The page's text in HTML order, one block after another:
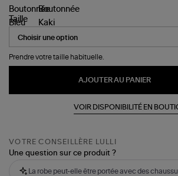
Taille
Prendre votre taille habituelle.
AJOUTER AU PANIER
VOIR DISPONIBILITÉ EN
VOTRE CONSEILLÈRE LULLI
Une question sur ce produit ?
La robe peut-elle être portée avec des